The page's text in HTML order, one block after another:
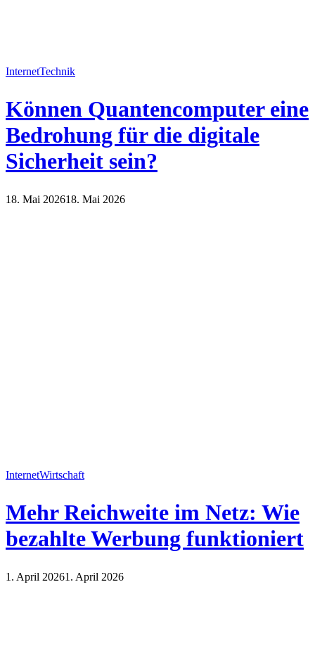
InternetTechnik
Können Quantencomputer eine
Bedrohung für die digitale
Sicherheit sein?
18. Mai 202618. Mai 2026
InternetWirtschaft
Mehr Reichweite im Netz: Wie
bezahlte Werbung funktioniert
1. April 20261. April 2026